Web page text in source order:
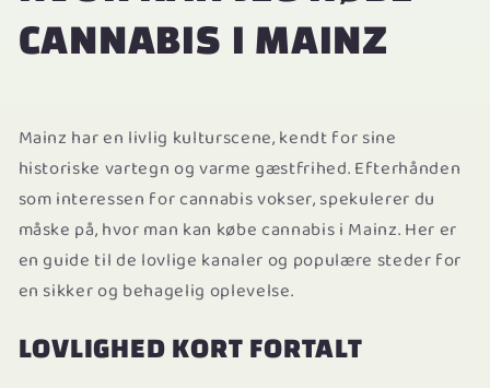
CANNABIS I MAINZ
Mainz har en livlig kulturscene, kendt for sine
historiske vartegn og varme gæstfrihed. Efterhånden
som interessen for cannabis vokser, spekulerer du
måske på, hvor man kan købe cannabis i Mainz. Her er
en guide til de lovlige kanaler og populære steder for
en sikker og behagelig oplevelse.
LOVLIGHED KORT FORTALT